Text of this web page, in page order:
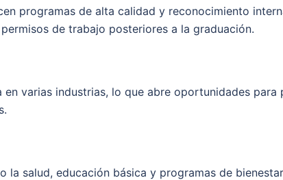
programas de alta calidad y reconocimiento
de trabajo posteriores a la graduación.
varias industrias, lo que abre oportunidades
salud, educación básica y programas de